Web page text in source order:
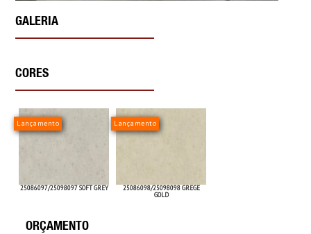
GALERIA
CORES
Lançamento
25086097/25098097 SOFT GREY
Lançamento
25086098/25098098 GREGE
GOLD
ORÇAMENTO